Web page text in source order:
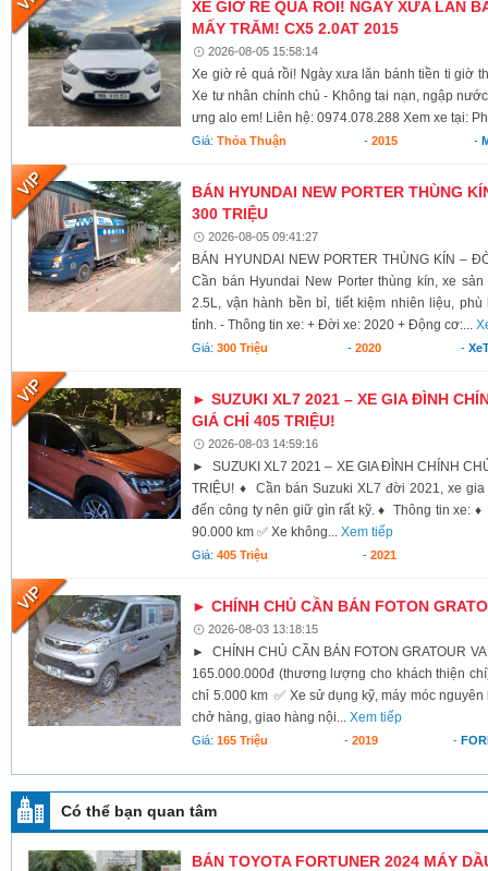
XE GIỜ RẺ QUÁ RỒI! NGÀY XƯA LĂN
MẤY TRĂM! CX5 2.0AT 2015
2026-08-05 15:58:14
Xe giờ rẻ quá rồi! Ngày xưa lăn bánh tiền ti giờ
Xe tư nhân chính chủ - Không tai nạn, ngập
ưng alo em! Liên hệ: 0974.078.288 Xem xe tại:
Giá:Thỏa Thuận - 2015 -
BÁN HYUNDAI NEW PORTER THÙNG
300 TRIỆU
2026-08-05 09:41:27
BÁN HYUNDAI NEW PORTER THÙNG KÍN –
Cần bán Hyundai New Porter thùng kín, xe
2.5L, vận hành bền bỉ, tiết kiệm nhiên liệu,
tỉnh. - Thông tin xe: + Đời xe: 2020 + Động cơ:...
Giá:300 Triệu -2020 -
► SUZUKI XL7 2021 – XE GIA ĐÌNH
GIÁ CHỈ 405 TRIỆU!
2026-08-03 14:59:16
► SUZUKI XL7 2021 – XE GIA ĐÌNH CHÍNH
TRIỆU! ♦ Cần bán Suzuki XL7 đời 2021, xe
đến công ty nên giữ gìn rất kỹ. ♦ Thông tin xe:
90.000 km ✅ Xe không...Xem tiếp
Giá:405 Triệu - 2021
► CHÍNH CHỦ CẦN BÁN FOTON
2026-08-03 13:18:15
► CHÍNH CHỦ CẦN BÁN FOTON GRATOUR
165.000.000đ (thương lượng cho khách thiện
chỉ 5.000 km ✅ Xe sử dụng kỹ, máy móc
chở hàng, giao hàng nội...Xem tiếp
Giá:165 Triệu - 2019 -
Có thể bạn quan tâm
BÁN TOYOTA FORTUNER 2024 MÁY